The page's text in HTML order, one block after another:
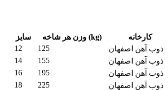
سایز وزن هر شاخه (kg) کارخانه
12 125 ذوب آهن اصفهان
14 155 ذوب آهن اصفهان
16 195 ذوب آهن اصفهان
18 225 ذوب آهن اصفهان